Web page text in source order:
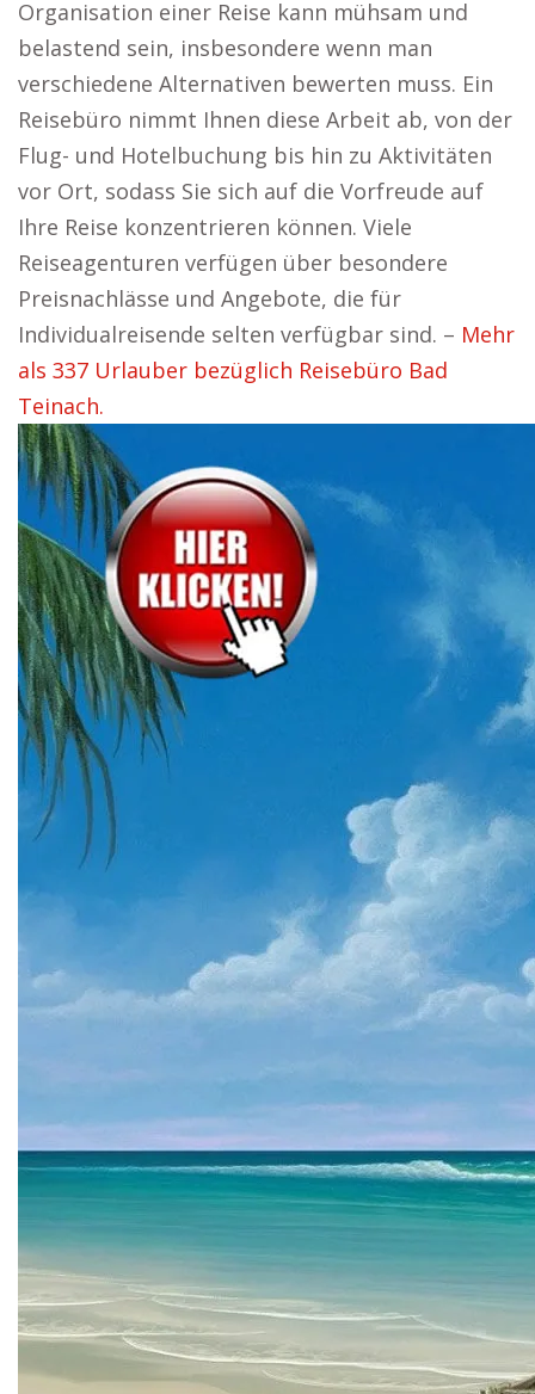
Organisation einer Reise kann mühsam und
belastend sein, insbesondere wenn man
verschiedene Alternativen bewerten muss. Ein
Reisebüro nimmt Ihnen diese Arbeit ab, von der
Flug- und Hotelbuchung bis hin zu Aktivitäten
vor Ort, sodass Sie sich auf die Vorfreude auf
Ihre Reise konzentrieren können. Viele
Reiseagenturen verfügen über besondere
Preisnachlässe und Angebote, die für
Individualreisende selten verfügbar sind. – Mehr
als 337 Urlauber bezüglich Reisebüro Bad
Teinach.